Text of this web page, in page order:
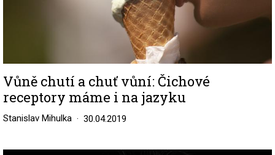
Vůně chutí a chuť vůní: Čichové
receptory máme i na jazyku
Stanislav Mihulka 30.04.2019